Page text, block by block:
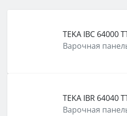
затем смотрите на объём
функции (конвекция, гриль,
защита от детей).
TEKA IBC 64000
Варочная
TEKA IBR 64040
Варочная